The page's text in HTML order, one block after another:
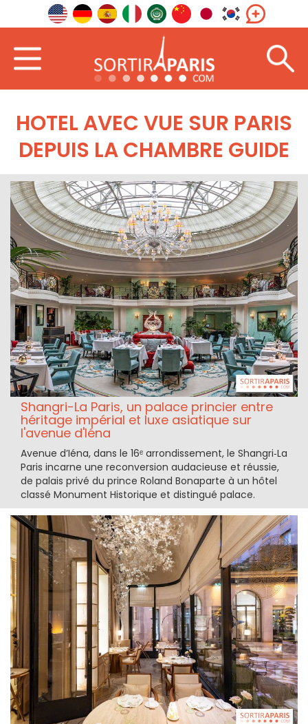
HOTEL AVEC VUE SUR PARIS
DEPUIS LA CHAMBRE GUIDE
Shangri-La Paris, un palace princier entre
héritage impérial et luxe asiatique sur
l'avenue d'Iéna
Avenue d’Iéna, dans le 16ᵉ arrondissement, le Shangri‑La
Paris incarne une reconversion audacieuse et réussie,
de palais privé du prince Roland Bonaparte à un hôtel
classé Monument Historique et distingué palace.